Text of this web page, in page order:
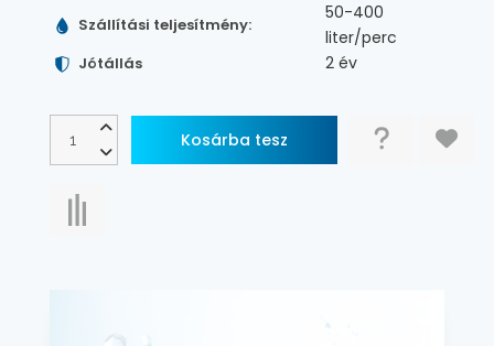
Szállítási teljesítmény:
50-400
liter/perc
Jótállás 2 év